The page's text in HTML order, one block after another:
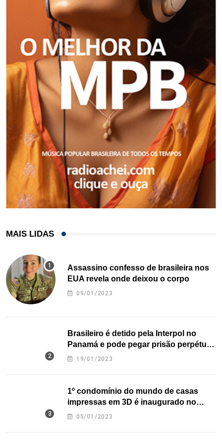
MAIS LIDAS
Assassino confesso de brasileira nos
EUA revela onde deixou o corpo
09/01/2023
Brasileiro é detido pela Interpol no
Panamá e pode pegar prisão perpétua
nos EUA
19/01/2023
1º condomínio do mundo de casas
impressas em 3D é inaugurado no
Texas
05/01/2023